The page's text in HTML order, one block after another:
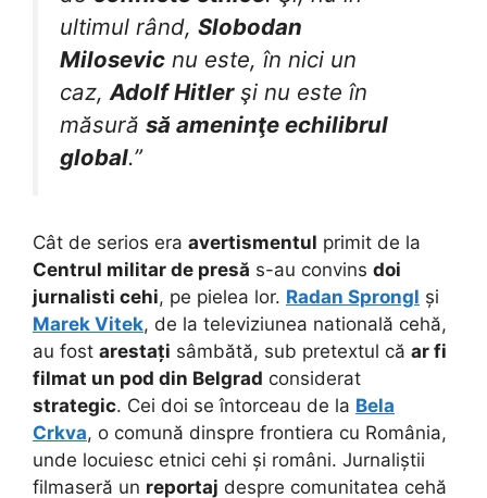
ultimul rând, Slobodan
Milosevic nu este, în nici un
caz, Adolf Hitlerşi nu este în
măsură să ameninţe echilibrul
global.”
Cât de serios era avertismentul primit de la
Centrul militar de presă s-au convins doi
jurnalisti cehi, pe pielea lor. Radan Sprongl și
Marek Vitek, de la televiziunea natională cehă,
au fost arestați sâmbătă, sub pretextul că ar fi
filmat un pod din Belgrad considerat
strategic. Cei doi se întorceau de la Bela
Crkva, o comună dinspre frontiera cu România,
unde locuiesc etnici cehi și români. Jurnaliștii
filmaseră un reportaj despre comunitatea cehă